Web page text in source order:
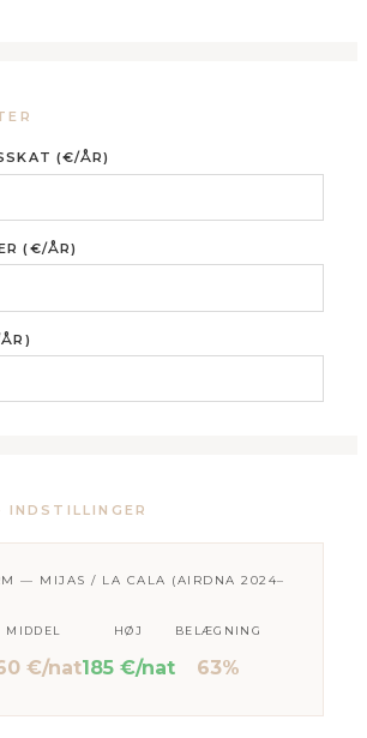
(€/ÅR)
(€/ÅR)
— MIJAS / LA CALA (AIRDNA 2024–
MIDDEL
€/nat
HØJ
185 €/nat
BELÆGNING
63%